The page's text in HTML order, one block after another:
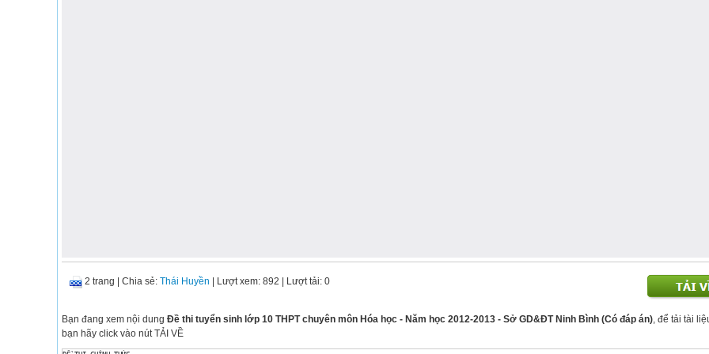
2 trang Chia sẻ: Thái Huyền | Lượt xem: 892 | Lượt tải: 0
Bạn đang xem nội dung Đề thi tuyển sinh lớp 10 THPT chuyên môn Hóa học - Năm học 2012-2013 - Sở GD&ĐT Ninh Bình (Có đáp án), để tải tài
bạn hãy click vào nút TẢI VỀ